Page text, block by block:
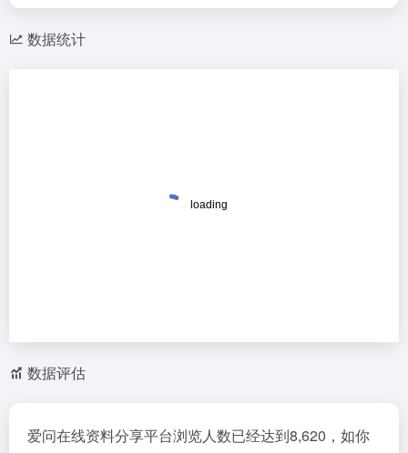
数据统计
数据评估
爱问在线资料分享平台浏览人数已经达到8,620，如你